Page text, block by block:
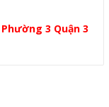
3 Quận 3